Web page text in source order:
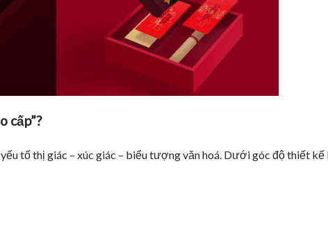
cấp”?
tố thị giác – xúc giác – biểu tượng văn hoá. Dưới góc độ thiết kế